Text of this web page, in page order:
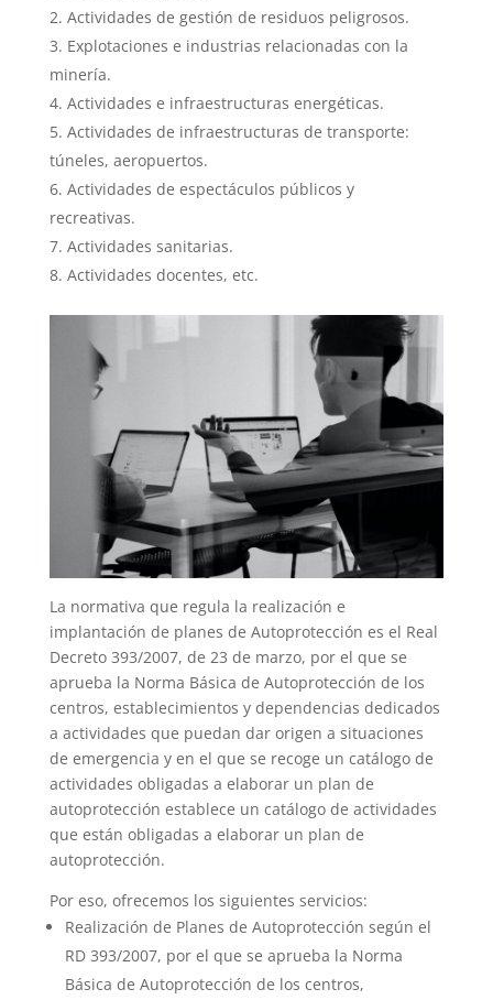
Actividades de gestión de residuos peligrosos.
Explotaciones e industrias relacionadas con la
minería.
Actividades e infraestructuras energéticas.
Actividades de infraestructuras de transporte:
túneles, aeropuertos.
Actividades de espectáculos públicos y
recreativas.
Actividades sanitarias.
Actividades docentes, etc.
La normativa que regula la realización e
implantación de planes de Autoprotección es el Real
Decreto 393/2007, de 23 de marzo, por el que se
aprueba la Norma Básica de Autoprotección de los
centros, establecimientos y dependencias dedicados
a actividades que puedan dar origen a situaciones
de emergencia y en el que se recoge un catálogo de
actividades obligadas a elaborar un plan de
autoprotección establece un catálogo de actividades
que están obligadas a elaborar un plan de
autoprotección.
Por eso, ofrecemos los siguientes servicios:
Realización de Planes de Autoprotección según el
RD 393/2007, por el que se aprueba la Norma
Básica de Autoprotección de los centros,